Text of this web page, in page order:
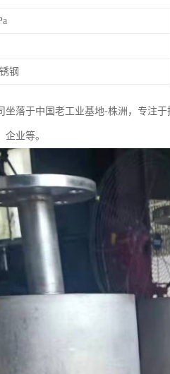
钢
落于中国老工业基地-株洲，专注
业等。